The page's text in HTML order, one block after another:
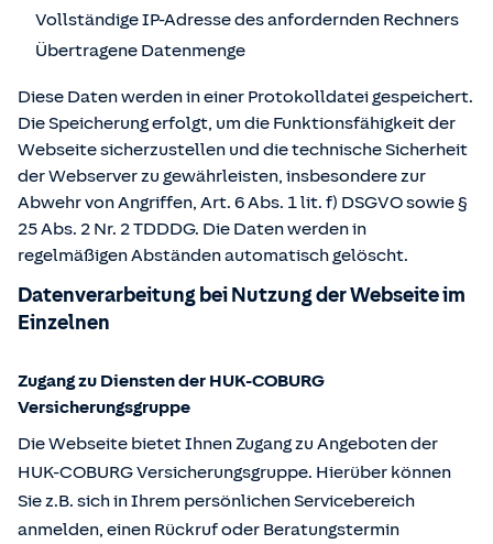
Vollständige IP-Adresse des anfordernden Rechners
Übertragene Datenmenge
Diese Daten werden in einer Protokolldatei gespeichert.
Die Speicherung erfolgt, um die Funktionsfähigkeit der
Webseite sicherzustellen und die technische Sicherheit
der Webserver zu gewährleisten, insbesondere zur
Abwehr von Angriffen, Art. 6 Abs. 1 lit. f) DSGVO sowie §
25 Abs. 2 Nr. 2 TDDDG. Die Daten werden in
regelmäßigen Abständen automatisch gelöscht.
Datenverarbeitung bei Nutzung der Webseite im
Einzelnen
Zugang zu Diensten der HUK-COBURG
Versicherungsgruppe
Die Webseite bietet Ihnen Zugang zu Angeboten der
HUK-COBURG Versicherungsgruppe. Hierüber können
Sie z.B. sich in Ihrem persönlichen Servicebereich
anmelden, einen Rückruf oder Beratungstermin